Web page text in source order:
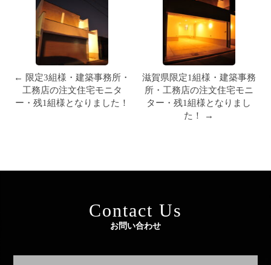
← 限定3組様・建築事務所・
工務店の注文住宅モニタ
ー・残1組様となりました！
滋賀県限定1組様・建築事務
所・工務店の注文住宅モニ
ター・残1組様となりまし
た！ →
Contact Us
お問い合わせ